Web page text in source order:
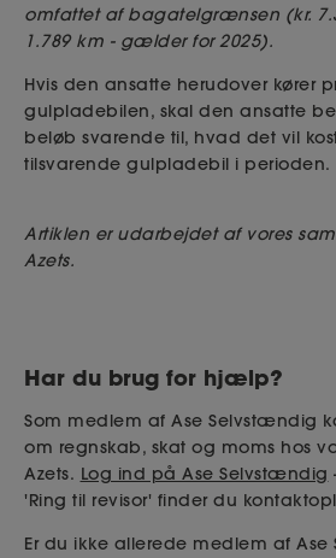
omfattet af bagatelgrænsen (kr.
1.789 km - gælder for 2025).
Hvis den ansatte herudover kører
gulpladebilen, skal den ansatte
beløb svarende til, hvad det vil
tilsvarende gulpladebil i perioden.
Artiklen er udarbejdet af vores
Azets.
Har du brug for hjælp?
Som medlem af Ase Selvstændig
om regnskab, skat og moms hos
Azets. Log ind på Ase Selvstændig
'Ring til revisor' finder du
Er du ikke allerede medlem af